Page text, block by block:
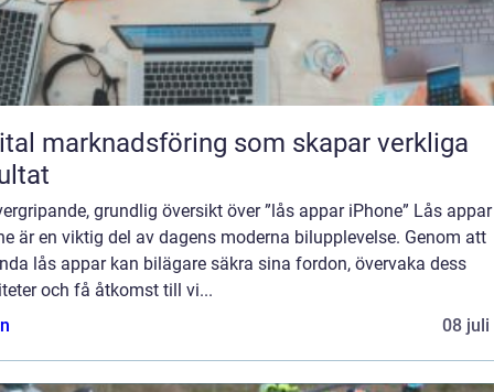
marknadsföring som skapar verkliga
grundlig översikt över ”lås appar iPhone” Lås
är en viktig del av dagens moderna bilupplevelse. Genom att
lås appar kan bilägare säkra sina fordon, övervaka dess
och få åtkomst till vi...
08 juli